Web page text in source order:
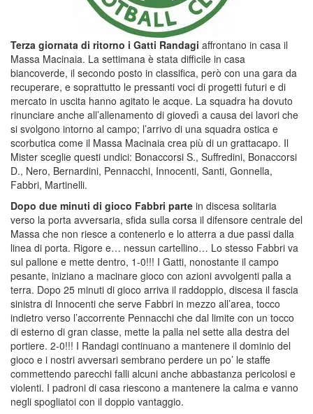
Terza giornata di ritorno i Gatti Randagi affrontano in casa il
Massa Macinaia. La settimana è stata difficile in casa
biancoverde, il secondo posto in classifica, però con una gara da
recuperare, e soprattutto le pressanti voci di progetti futuri e di
mercato in uscita hanno agitato le acque. La squadra ha dovuto
rinunciare anche all’allenamento di giovedì a causa dei lavori che
si svolgono intorno al campo; l’arrivo di una squadra ostica e
scorbutica come il Massa Macinaia crea più di un grattacapo. Il
Mister sceglie questi undici: Bonaccorsi S., Suffredini, Bonaccorsi
D., Nero, Bernardini, Pennacchi, Innocenti, Santi, Gonnella,
Fabbri, Martinelli.
Dopo due minuti di gioco Fabbri parte in discesa solitaria
verso la porta avversaria, sfida sulla corsa il difensore centrale del
Massa che non riesce a contenerlo e lo atterra a due passi dalla
linea di porta. Rigore e… nessun cartellino… Lo stesso Fabbri va
sul pallone e mette dentro, 1-0!!! I Gatti, nonostante il campo
pesante, iniziano a macinare gioco con azioni avvolgenti palla a
terra. Dopo 25 minuti di gioco arriva il raddoppio, discesa il fascia
sinistra di Innocenti che serve Fabbri in mezzo all’area, tocco
indietro verso l’accorrente Pennacchi che dal limite con un tocco
di esterno di gran classe, mette la palla nel sette alla destra del
portiere. 2-0!!! I Randagi continuano a mantenere il dominio del
gioco e i nostri avversari sembrano perdere un po’ le staffe
commettendo parecchi falli alcuni anche abbastanza pericolosi e
violenti. I padroni di casa riescono a mantenere la calma e vanno
negli spogliatoi con il doppio vantaggio.